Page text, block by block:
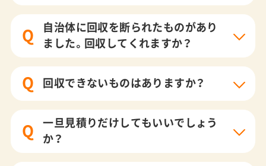
Q
自治体に回収を断られたものがあり
ました。回収してくれますか？
Q 回収できないものはありますか？
Q
一旦見積りだけしてもいいでしょう
か？